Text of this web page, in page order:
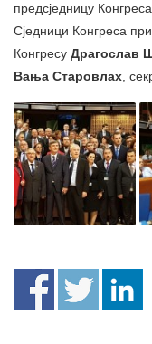
предсједницу
Сједници Конгреса
Конгресу Драгослав
Вања Старовлах,